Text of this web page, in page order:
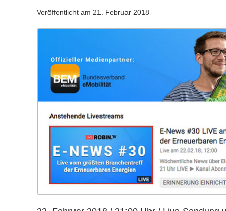
Veröffentlicht am 21. Februar 2018
BEM-
Medienpartner
Robin.TV
berichtet
live
vom
BEE-
Neujahrsempfang
2018